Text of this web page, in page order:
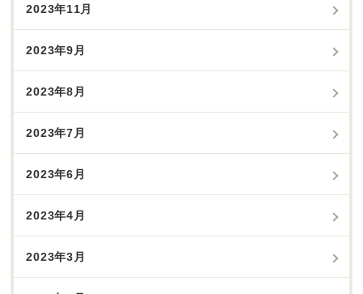
2023年11月
2023年9月
2023年8月
2023年7月
2023年6月
2023年4月
2023年3月